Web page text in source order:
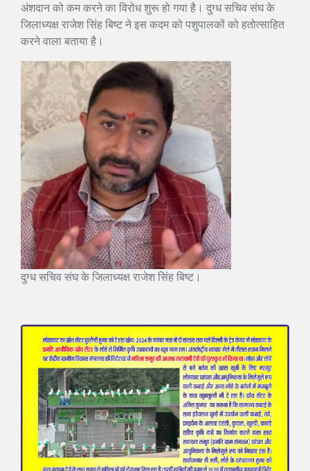
अंशदान को कम करने का विरोध शुरू हो गया है। दुग्ध सचिव संघ के
जिलाध्यक्ष राजेश सिंह बिष्ट ने इस कदम को पशुपालकों को हतोत्साहित
करने वाला बताया है।
दुग्ध सचिव संघ के जिलाध्यक्ष राजेश सिंह बिष्ट।